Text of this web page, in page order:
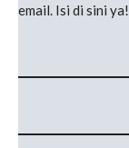
email. Isi di sini ya!